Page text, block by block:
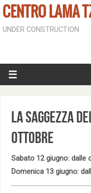
CENTRO LAMA
UNDER CONSTRUCTION
La saggezza
ottobre
Sabato 12 giugno: dalle
Domenica 13 giugno: